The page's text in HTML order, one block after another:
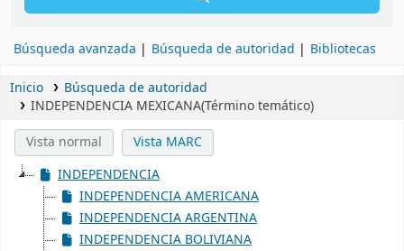
Búsqueda avanzada Búsqueda de autoridad Bibliotecas
Inicio
Búsqueda de autoridad
INDEPENDENCIA MEXICANA(Término temático)
Vista normal
Vista MARC
INDEPENDENCIA
INDEPENDENCIA AMERICANA
INDEPENDENCIA ARGENTINA
INDEPENDENCIA BOLIVIANA